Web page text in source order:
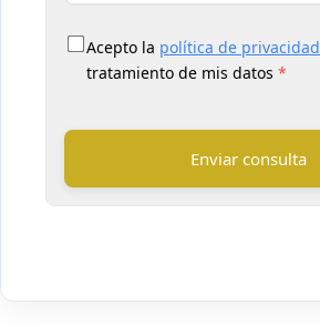
Acepto la política de privacidad
tratamiento de mis datos *
Enviar consulta